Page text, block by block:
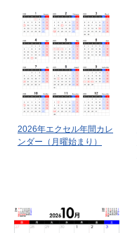
2026年エクセル年間カレ
ンダー（月曜始まり）